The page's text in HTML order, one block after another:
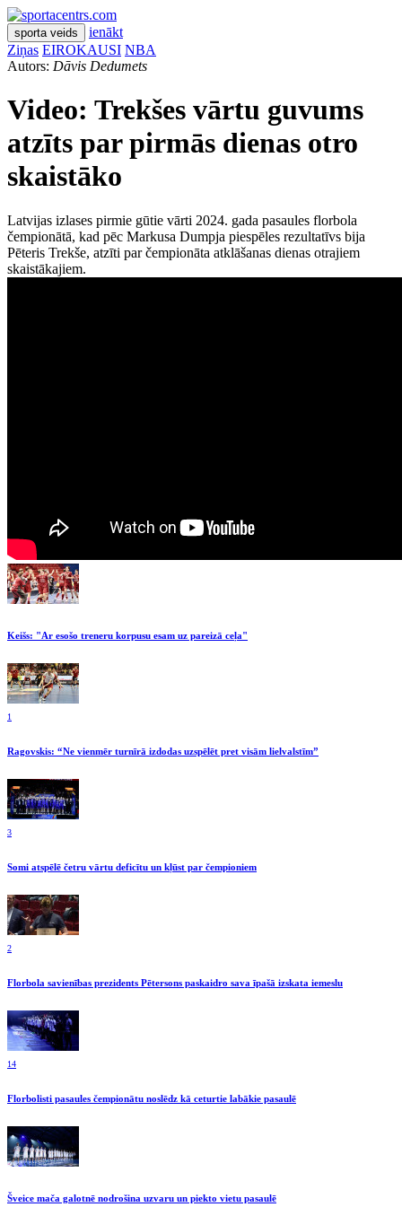
sporta veids
ienākt
Ziņas EIROKAUSI NBA
Autors: Dāvis Dedumets
Video: Trekšes vārtu guvums
atzīts par pirmās dienas otro
skaistāko
Latvijas izlases pirmie gūtie vārti 2024. gada pasaules florbola
čempionātā, kad pēc Markusa Dumpja piespēles rezultatīvs bija
Pēteris Trekše, atzīti par čempionāta atklāšanas dienas otrajiem
skaistākajiem.
Keišs: "Ar esošo treneru korpusu esam uz pareizā ceļa"
1
Ragovskis: “Ne vienmēr turnīrā izdodas uzspēlēt pret visām lielvalstīm”
3
Somi atspēlē četru vārtu deficītu un kļūst par čempioniem
2
Florbola savienības prezidents Pētersons paskaidro sava īpašā izskata iemeslu
14
Florbolisti pasaules čempionātu noslēdz kā ceturtie labākie pasaulē
Šveice mača galotnē nodrošina uzvaru un piekto vietu pasaulē